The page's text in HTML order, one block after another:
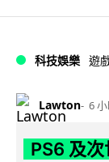
科技娛樂 遊
Lawton 6
PS6 及